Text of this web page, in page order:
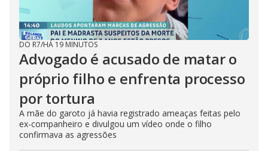
DO R7/HÁ 19 MINUTOS
Advogado é acusado de matar o
próprio filho e enfrenta processo
por tortura
A mãe do garoto já havia registrado ameaças feitas pelo
ex-companheiro e divulgou um vídeo onde o filho
confirmava as agressões